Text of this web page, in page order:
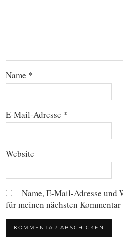
Name *
E-Mail-Adresse *
Website
Name, E-Mail-Adresse und
für meinen nächsten Kommentar